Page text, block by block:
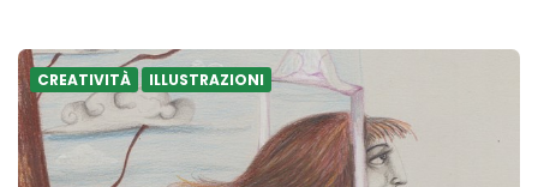
CREATIVITÀ ILLUSTRAZIONI